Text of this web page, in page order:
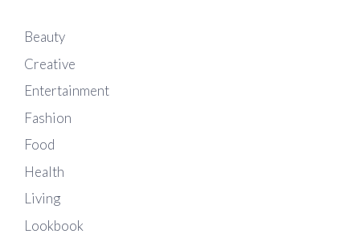
Beauty
Creative
Entertainment
Fashion
Food
Health
Living
Lookbook